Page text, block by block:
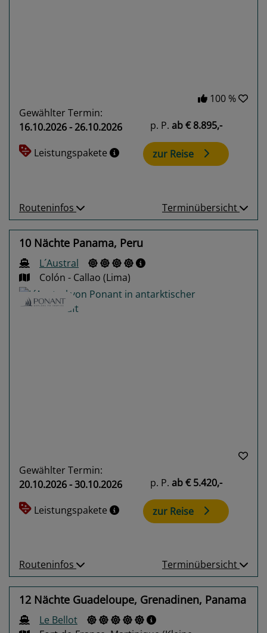
100 %
Gewählter Termin:
16.10.2026 - 26.10.2026
Leistungspakete
p. P. ab€ 8.895,-
zur Reise
Routeninfos Terminübersicht
10 Nächte Panama, Peru
L´Austral
Colón - Callao (Lima)
Gewählter Termin:
20.10.2026 - 30.10.2026
Leistungspakete
p. P. ab€ 5.420,-
zur Reise
Routeninfos Terminübersicht
12 Nächte Guadeloupe, Grenadinen, Panama
Le Bellot